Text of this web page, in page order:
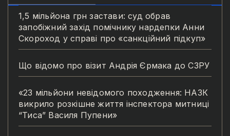
1,5 мільйона грн застави: суд обрав
запобіжний захід помічнику нардепки Анни
Скороход у справі про «санкційний підкуп»
Що відомо про візит Андрія Єрмака до СЗРУ
«23 мільйони невідомого походження: НАЗК
викрило розкішне життя інспектора митниці
“Тиса” Василя Пупени»